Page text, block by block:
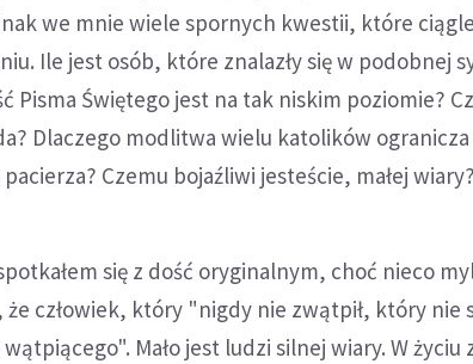
we mnie wiele spornych kwestii, które
Ile jest osób, które znalazły się w podobnej
Pisma Świętego jest na tak niskim poziomie?
Dlaczego modlitwa wielu katolików ogranicza
Czemu bojaźliwi jesteście, małej wiary?
się z dość oryginalnym, choć nieco
człowiek, który "nigdy nie zwątpił, który nie
Mało jest ludzi silnej wiary. W